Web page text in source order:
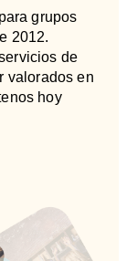
grupos
2012.
de
valorados en
hoy